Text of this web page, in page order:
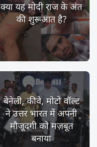
क्या यह मोदी राज के अंत
की शुरूआत है?
बेनेली, कीवे, मोटो वॉल्ट
ने उत्तर भारत में अपनी
मौजूदगी को मज़बूत
बनाया